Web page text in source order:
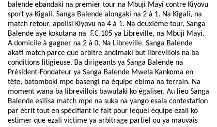
balende ebandaki na premier tour na Mbuji Mayi contre Kiyovu
sport ya Kigali. Sanga Balende alongaki na 2 à 1. Na Kigali, na
match retour, apolisi Kiyovu na 4 à 1. Na deuxième tour, Sanga
Balende aye kokutana na
F.C.105 ya Libreville, na Mbuji Mayi.
A domicile à gagner na 2 à 0. Na Libreville, Sanga Balende
akati match parce que arbitre andimaki but librevillois na ba
conditions litigieuse. Ba dirigeants ya Sanga Balende na
Président-Fondateur ya Sanga Balende Mwela Kankoma en
tête, batomboki mpe basengi na équipe ebima na terrain. Na
moment wana ba librevillois bawutaki ko égaliser. Au lieu Sanga
Balende esilisa match mpe na suka na yango esala contestation
par écrit tout en spécifiant le fait pour lequel équipe ezali ko
estimer que ezali victime ya arbitrage partiel ou ya mauvais